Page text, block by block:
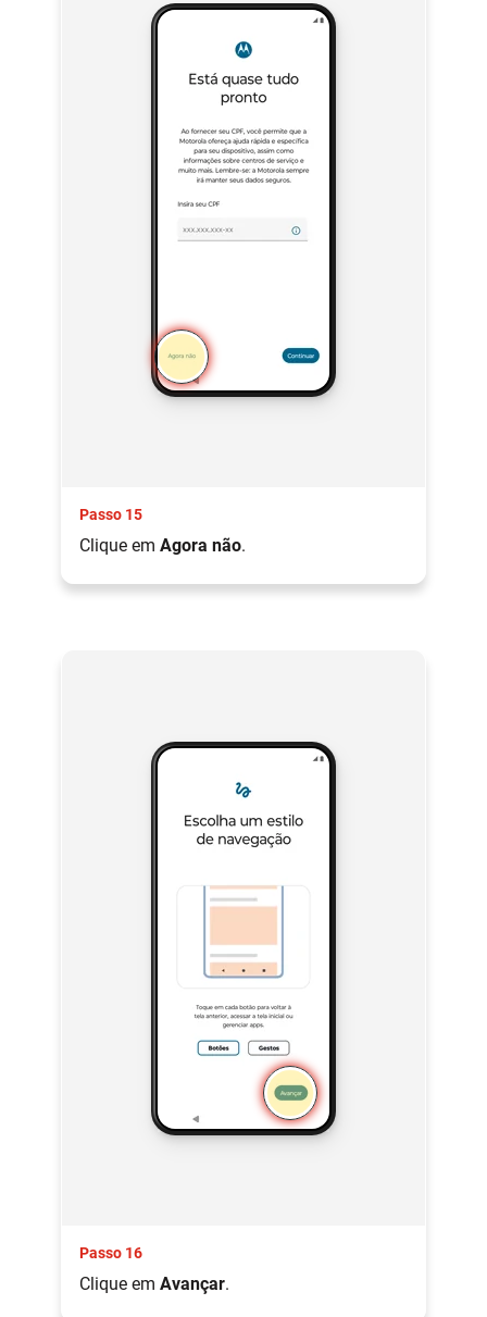
Passo 15
Clique em Agora não.
Passo 16
Clique em Avançar.